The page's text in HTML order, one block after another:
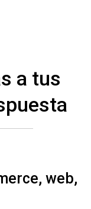
a tus
web,